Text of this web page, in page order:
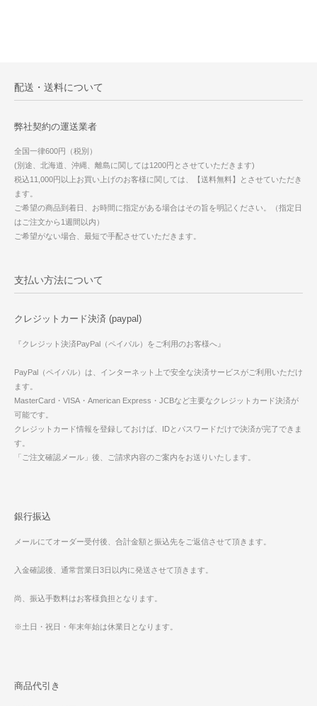
配送・送料について
弊社契約の運送業者
全国一律600円（税別）
(別途、北海道、沖縄、離島に関しては1200円とさせていただきます)
税込11,000円以上お買い上げのお客様に関しては、【送料無料】とさせていただき
ます。
ご希望の商品到着日、お時間に指定がある場合はその旨を明記ください。（指定日
はご注文から1週間以内）
ご希望がない場合、最短で手配させていただきます。
支払い方法について
クレジットカード決済 (paypal)
『クレジット決済PayPal（ペイパル）をご利用のお客様へ』
PayPal（ペイパル）は、インターネット上で安全な決済サービスがご利用いただけ
ます。
MasterCard・VISA・American Express・JCBなど主要なクレジットカード決済が
可能です。
クレジットカード情報を登録しておけば、IDとパスワードだけで決済が完了できま
す。
「ご注文確認メール」後、ご請求内容のご案内をお送りいたします。
銀行振込
メールにてオーダー受付後、合計金額と振込先をご返信させて頂きます。
入金確認後、通常営業日3日以内に発送させて頂きます。
尚、振込手数料はお客様負担となります。
※土日・祝日・年末年始は休業日となります。
商品代引き